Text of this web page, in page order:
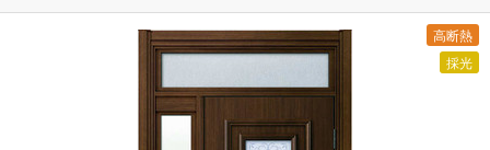
高断熱
採光